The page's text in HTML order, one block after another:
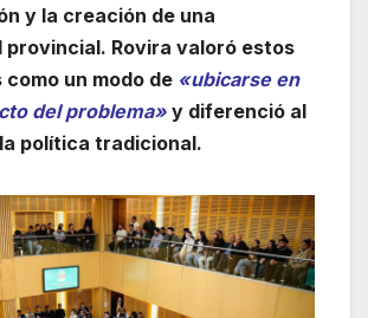
y la creación de una
provincial. Rovira valoró estos
un modo de «ubicarse en
del problema» y diferenció al
política tradicional.